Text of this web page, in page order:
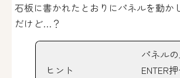
石板に書かれたとおりにパネルを動か
だけど…？
ヒント
パネル
ENTER